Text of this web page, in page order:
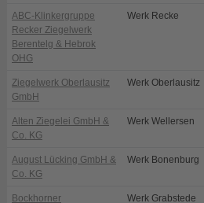
ABC-Klinkergruppe
Recker Ziegelwerk
Berentelg & Hebrok
OHG
Werk Recke
Ziegelwerk Oberlausitz
GmbH
Werk Oberlausitz
Alten Ziegelei GmbH &
Co. KG
Werk Wellersen
August Lücking GmbH &
Co. KG
Werk Bonenburg
Bockhorner Werk Grabstede